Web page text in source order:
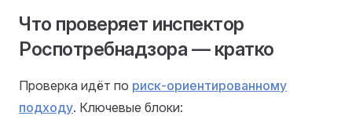
Что проверяет инспектор
Роспотребнадзора — кратко
Проверка идёт по риск-ориентированному
подходу. Ключевые блоки: